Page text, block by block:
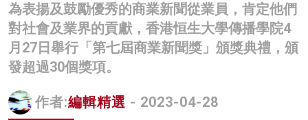
科技
影片
名家榜
灼見活動
為表揚及鼓勵優秀的商業新聞從業員，肯定他們
對社會及業界的貢獻，香港恒生大學傳播學院4
月27日舉行「第七屆商業新聞獎」頒獎典禮，頒
發超過30個獎項。
作者:編輯精選 - 2023-04-28